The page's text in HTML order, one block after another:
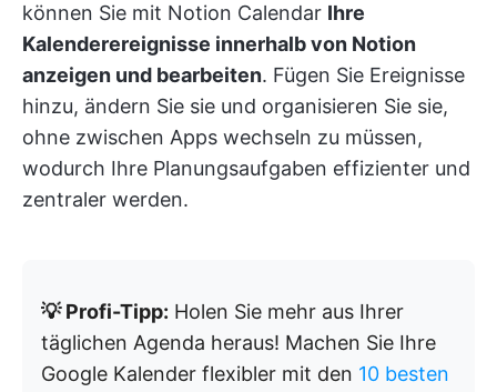
können Sie mit Notion Calendar Ihre
Kalenderereignisse innerhalb von Notion
anzeigen und bearbeiten. Fügen Sie Ereignisse
hinzu, ändern Sie sie und organisieren Sie sie,
ohne zwischen Apps wechseln zu müssen,
wodurch Ihre Planungsaufgaben effizienter und
zentraler werden.
💡 Profi-Tipp: Holen Sie mehr aus Ihrer
täglichen Agenda heraus! Machen Sie Ihre
Google Kalender flexibler mit den 10 besten